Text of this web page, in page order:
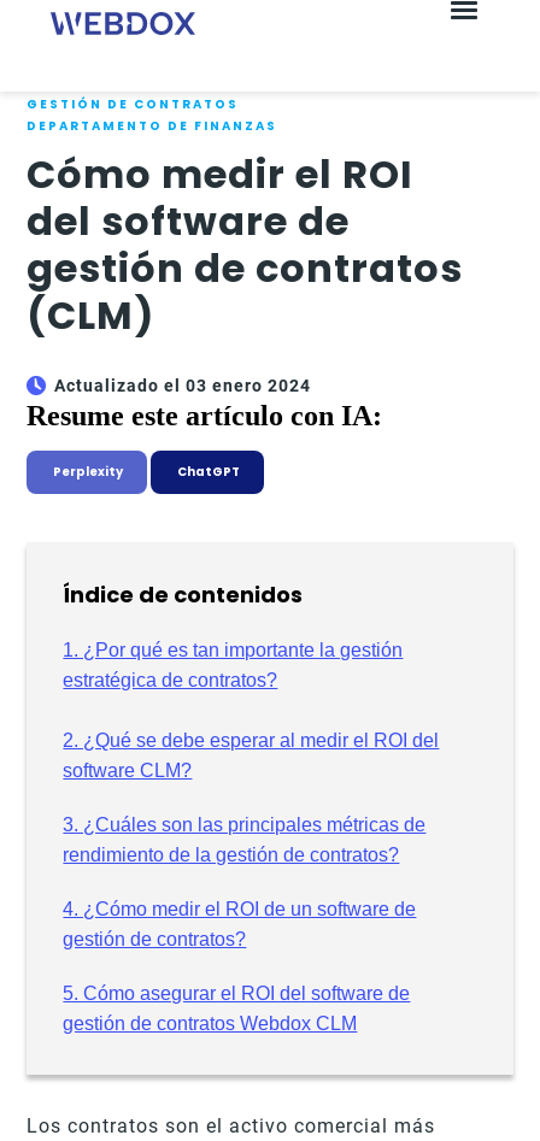
GESTIÓN DE CONTRATOS
DEPARTAMENTO DE FINANZAS
Cómo medir el ROI
del software de
gestión de contratos
(CLM)
Actualizado el 03 enero 2024
Resume este artículo con IA:
Perplexity ChatGPT
Índice de contenidos
1. ¿Por qué es tan importante la gestión
estratégica de contratos?
2. ¿Qué se debe esperar al medir el ROI del
software CLM?
3. ¿Cuáles son las principales métricas de
rendimiento de la gestión de contratos?
4. ¿Cómo medir el ROI de un software de
gestión de contratos?
5. Cómo asegurar el ROI del software de
gestión de contratos Webdox CLM
Los contratos son el activo comercial más